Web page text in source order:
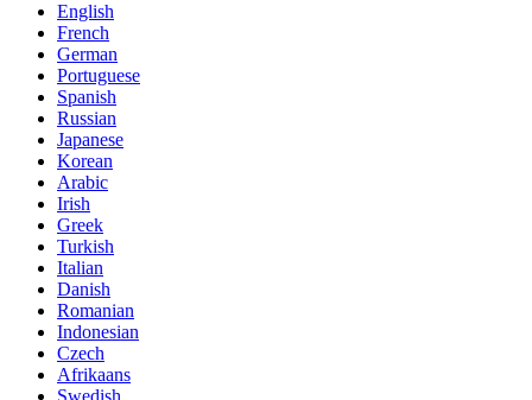
English
French
German
Portuguese
Spanish
Russian
Japanese
Korean
Arabic
Irish
Greek
Turkish
Italian
Danish
Romanian
Indonesian
Czech
Afrikaans
Swedish